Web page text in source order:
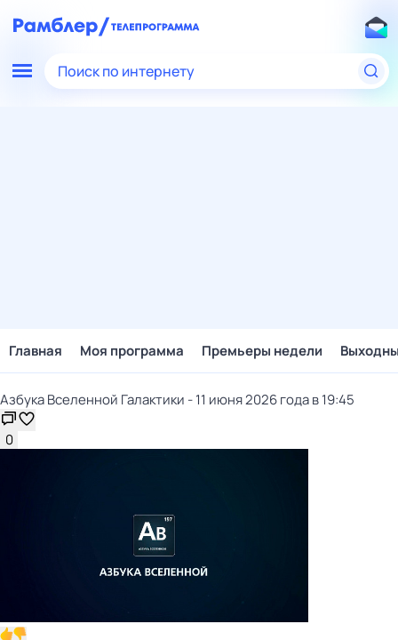
Поиск по интернету
Главная Моя программа Премьеры недели
Азбука Вселенной Галактики - 11 июня 2026 года в 19:45
0